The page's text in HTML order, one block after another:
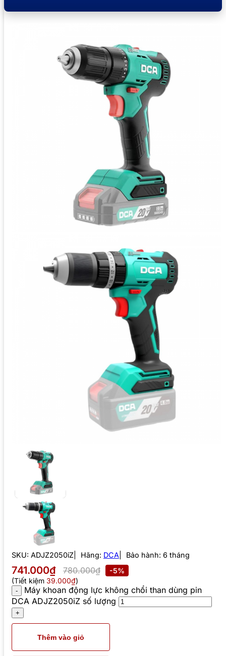
SKU: ADJZ2050iZ Hãng: DCA Bảo hành: 6 tháng
741.000₫ 780.000₫
-5%
(Tiết kiệm 39.000₫)
Máy khoan động lực không chổi than dùng pin
DCA ADJZ2050iZ số lượng
Thêm vào giỏ